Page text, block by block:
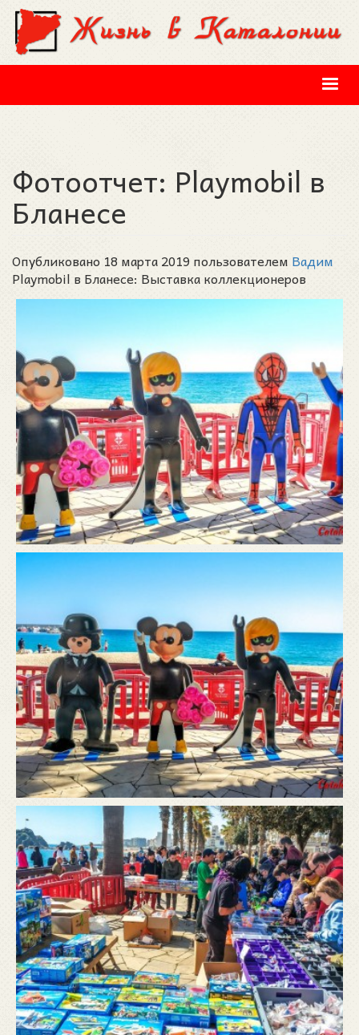
Перейти к основному содержанию
Фотоотчет: Playmobil в
Бланесе
Опубликовано 18 марта 2019 пользователем Вадим
Playmobil в Бланесе: Выставка коллекционеров